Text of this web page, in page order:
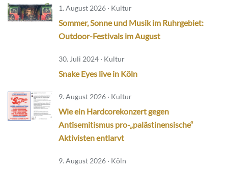
1. August 2026 · Kultur
Sommer, Sonne und Musik im Ruhrgebiet:
Outdoor-Festivals im August
30. Juli 2024 · Kultur
Snake Eyes live in Köln
9. August 2026 · Kultur
Wie ein Hardcorekonzert gegen
Antisemitismus pro-„palästinensische“
Aktivisten entlarvt
9. August 2026 · Köln